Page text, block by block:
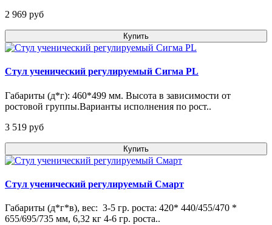
2 969 pуб
Купить
Стул ученический регулируемый Сигма PL
Габариты (д*г): 460*499 мм. Высота в зависимости от
ростовой группы.Варианты исполнения по рост..
3 519 pуб
Купить
Стул ученический регулируемый Смарт
Габариты (д*г*в), вес: 3-5 гр. роста: 420* 440/455/470 *
655/695/735 мм, 6,32 кг 4-6 гр. роста..